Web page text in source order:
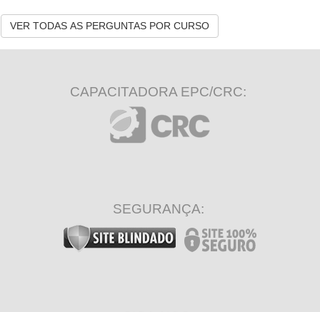
VER TODAS AS PERGUNTAS POR CURSO
CAPACITADORA EPC/CRC:
SEGURANÇA: